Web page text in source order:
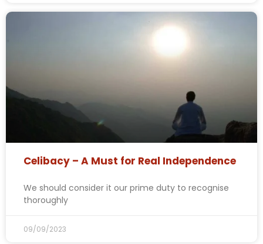
Celibacy – A Must for Real Independence
We should consider it our prime duty to recognise
thoroughly
09/09/2023